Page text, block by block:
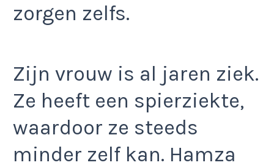
zorgen zelfs.
Zijn vrouw is al jaren ziek.
Ze heeft een spierziekte,
waardoor ze steeds
minder zelf kan. Hamza